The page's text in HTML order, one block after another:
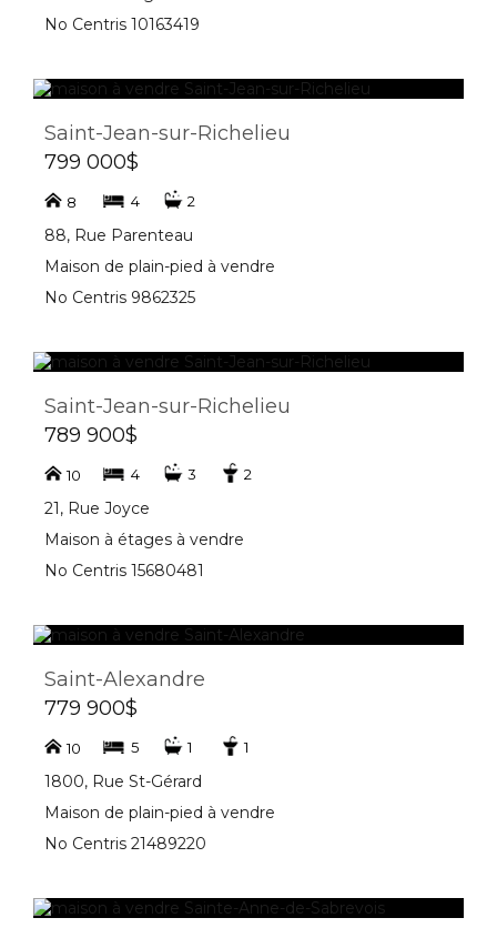
No Centris 10163419
Saint-Jean-sur-Richelieu
799 000$
8 4 2
88, Rue Parenteau
Maison de plain-pied à vendre
No Centris 9862325
Saint-Jean-sur-Richelieu
789 900$
10 4 3 2
21, Rue Joyce
Maison à étages à vendre
No Centris 15680481
Saint-Alexandre
779 900$
10 5 1 1
1800, Rue St-Gérard
Maison de plain-pied à vendre
No Centris 21489220